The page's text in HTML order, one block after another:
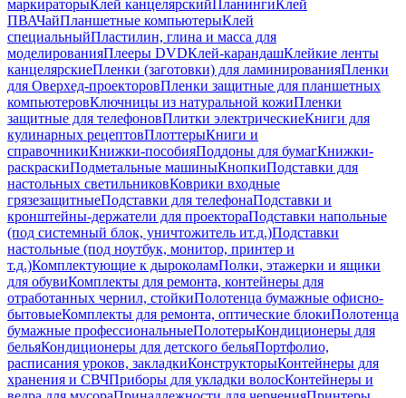
маркираторыКлей канцелярскийПланингиКлей
ПВАЧайПланшетные компьютерыКлей
специальныйПластилин, глина и масса для
моделированияПлееры DVDКлей-карандашКлейкие ленты
канцелярскиеПленки (заготовки) для ламинированияПленки
для Оверхед-проекторовПленки защитные для планшетных
компьютеровКлючницы из натуральной кожиПленки
защитные для телефоновПлитки электрическиеКниги для
кулинарных рецептовПлоттерыКниги и
справочникиКнижки-пособияПоддоны для бумагКнижки-
раскраскиПодметальные машиныКнопкиПодставки для
настольных светильниковКоврики входные
грязезащитныеПодставки для телефонаПодставки и
кронштейны-держатели для проектораПодставки напольные
(под системный блок, уничтожитель ит.д.)Подставки
настольные (под ноутбук, монитор, принтер и
т.д.)Комплектующие к дыроколамПолки, этажерки и ящики
для обувиКомплекты для ремонта, контейнеры для
отработанных чернил, стойкиПолотенца бумажные офисно-
бытовыеКомплекты для ремонта, оптические блокиПолотенца
бумажные профессиональныеПолотерыКондиционеры для
бельяКондиционеры для детского бельяПортфолио,
расписания уроков, закладкиКонструкторыКонтейнеры для
хранения и СВЧПриборы для укладки волосКонтейнеры и